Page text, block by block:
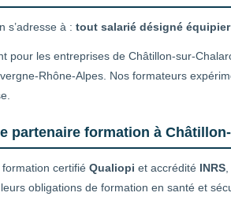
s’adresse à : tout salarié désigné
pour les entreprises de Châtillon-sur-
Rhône-Alpes. Nos formateurs
partenaire formation à
certifié Qualiopi et accrédité INRS
obligations de formation en santé et